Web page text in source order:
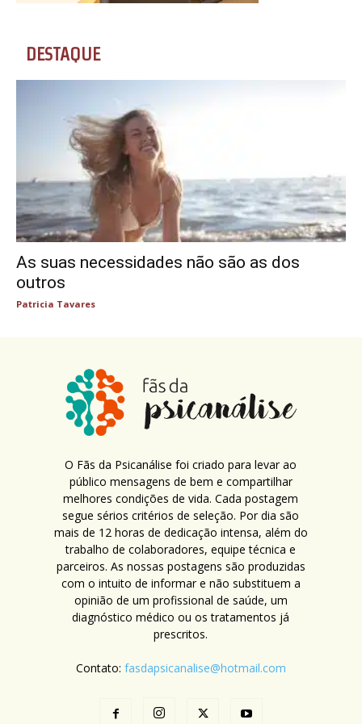
DESTAQUE
As suas necessidades não são as dos
outros
Patricia Tavares
O Fãs da Psicanálise foi criado para levar ao
público mensagens de bem e compartilhar
melhores condições de vida. Cada postagem
segue sérios critérios de seleção. Por dia são
mais de 12 horas de dedicação intensa, além do
trabalho de colaboradores, equipe técnica e
parceiros. As nossas postagens são produzidas
com o intuito de informar e não substituem a
opinião de um profissional de saúde, um
diagnóstico médico ou os tratamentos já
prescritos.
Contato: fasdapsicanalise@hotmail.com